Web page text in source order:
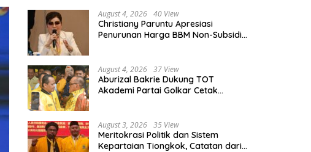
August 4, 2026 40 View
Christiany Paruntu Apresiasi
Penurunan Harga BBM Non-Subsidi,
August 4, 2026 37 View
Aburizal Bakrie Dukung TOT
Akademi Partai Golkar Cetak
August 3, 2026 35 View
Meritokrasi Politik dan Sistem
Kepartaian Tiongkok, Catatan dari